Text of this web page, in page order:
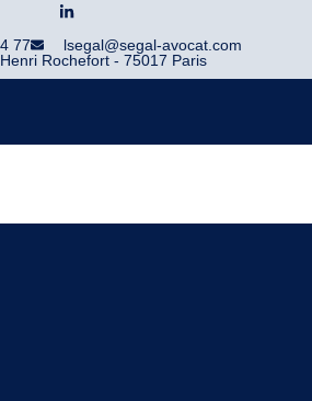
77
lsegal@segal-avocat.com
Rochefort - 75017 Paris